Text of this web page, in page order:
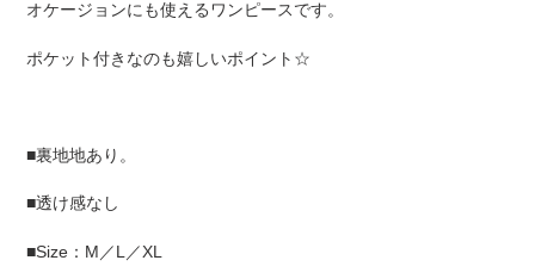
オケージョンにも使えるワンピースです。
ポケット付きなのも嬉しいポイント☆
■裏地地あり。
■透け感なし
■Size：M／L／XL